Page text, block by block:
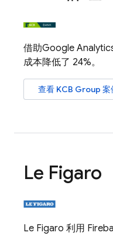
借助Google
成本降低了 24%。
查看 KCB Group 案
Le Figaro
Le Figaro 利用